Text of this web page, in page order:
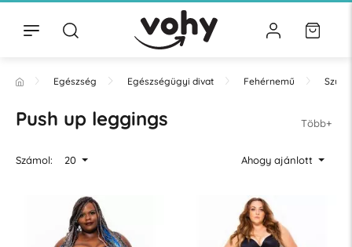
Egészség Egészségügyi divat Fehérnemű Szűk
Push up leggings Több+
Számol: 20 Ahogy ajánlott